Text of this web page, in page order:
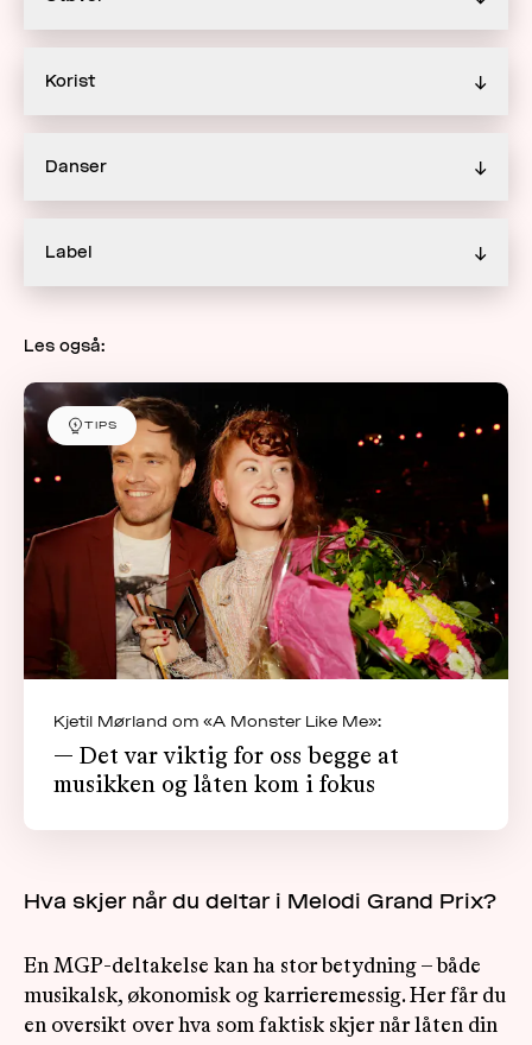
Korist ↓
Danser ↓
Label ↓
Les også:
TIPS
Kjetil Mørland om «A Monster Like Me»:
— Det var viktig for oss begge at
musikken og låten kom i fokus
Hva skjer når du deltar i Melodi Grand Prix?
En MGP-deltakelse kan ha stor betydning – både
musikalsk, økonomisk og karrieremessig. Her får du
en oversikt over hva som faktisk skjer når låten din